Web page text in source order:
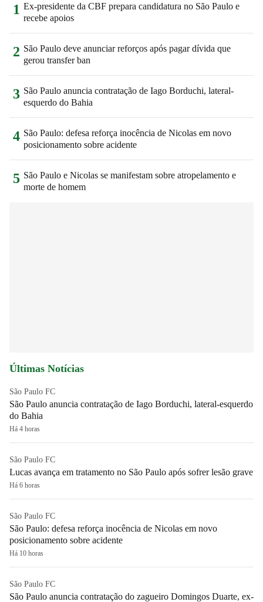
1 Ex-presidente da CBF prepara candidatura no São Paulo e
recebe apoios
2 São Paulo deve anunciar reforços após pagar dívida que
gerou transfer ban
3 São Paulo anuncia contratação de Iago Borduchi, lateral-
esquerdo do Bahia
4 São Paulo: defesa reforça inocência de Nicolas em novo
posicionamento sobre acidente
5 São Paulo e Nicolas se manifestam sobre atropelamento e
morte de homem
Últimas Notícias
São Paulo FC
São Paulo anuncia contratação de Iago Borduchi, lateral-esquerdo
do Bahia
Há 4 horas
São Paulo FC
Lucas avança em tratamento no São Paulo após sofrer lesão grave
Há 6 horas
São Paulo FC
São Paulo: defesa reforça inocência de Nicolas em novo
posicionamento sobre acidente
Há 10 horas
São Paulo FC
São Paulo anuncia contratação do zagueiro Domingos Duarte, ex-